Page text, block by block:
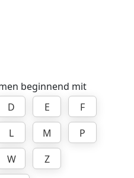
beginnend mit
D E
F
L M
P
W
Z